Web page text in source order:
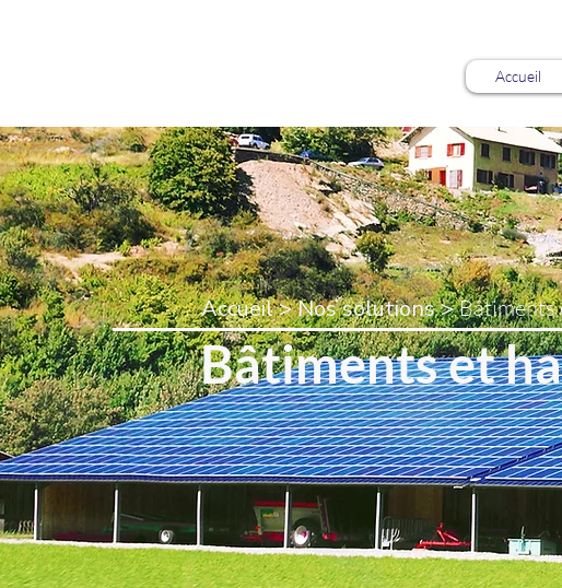
Accueil
Accueil > Nos solutions >Bâtiments
Bâtiments et